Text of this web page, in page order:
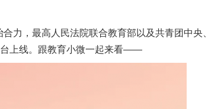
，最高人民法院联合教育部以及共青团中央、
上线。跟教育小微一起来看——